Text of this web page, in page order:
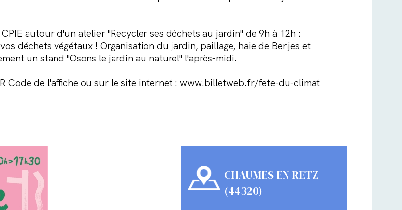
autour d'un atelier "Recycler ses déchets au jardin" de 9h à 12h :
déchets végétaux ! Organisation du jardin, paillage, haie de Benjes et
un stand "Osons le jardin au naturel" l'après-midi.
Code de l'affiche ou sur le site internet : www.billetweb.fr/fete-du-climat
CHAUMES EN RETZ
(44320)